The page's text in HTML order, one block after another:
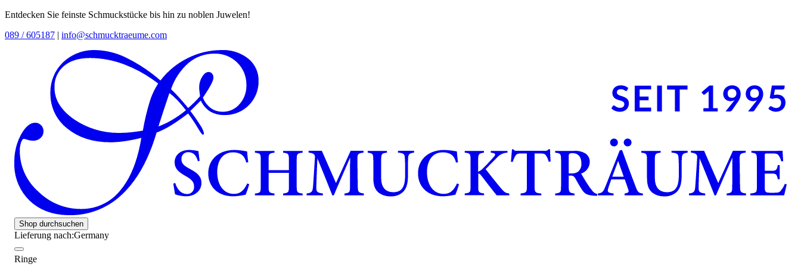
Entdecken Sie feinste Schmuckstücke bis hin zu noblen Juwelen!
089 / 605187 | info@schmucktraeume.com
Shop durchsuchen
Lieferung nach:Germany
Ringe